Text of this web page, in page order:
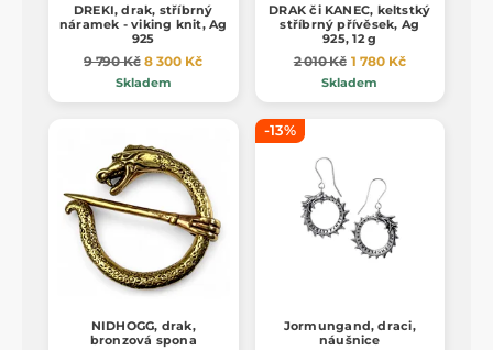
DREKI, drak, stříbrný
náramek - viking knit, Ag
925
9 790 Kč 8 300 Kč
Skladem
DRAK či KANEC, keltstký
stříbrný přívěsek, Ag
925, 12 g
2 010 Kč 1 780 Kč
Skladem
NIDHOGG, drak,
bronzová spona
-13%
Jormungand, draci,
náušnice